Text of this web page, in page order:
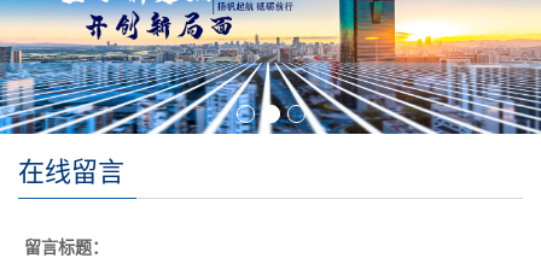
在线留言
留言标题：